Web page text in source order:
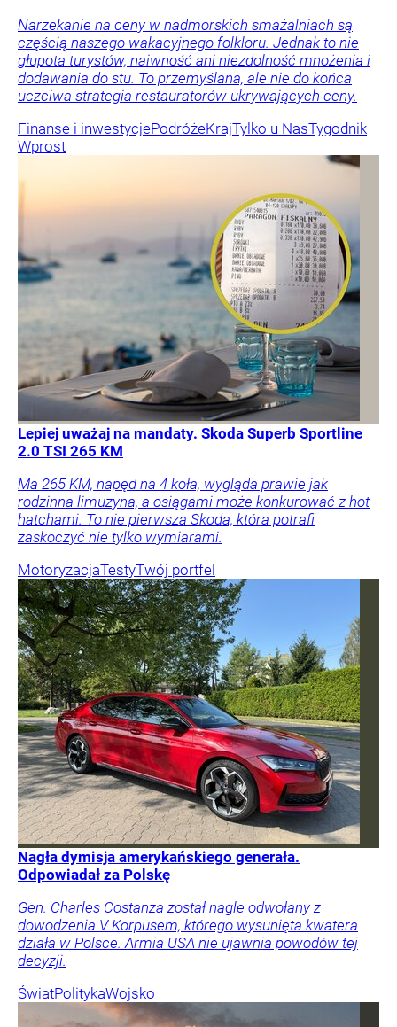
Narzekanie na ceny w nadmorskich smażalniach są
częścią naszego wakacyjnego folkloru. Jednak to nie
głupota turystów, naiwność ani niezdolność mnożenia i
dodawania do stu. To przemyślana, ale nie do końca
uczciwa strategia restauratorów ukrywających ceny.
Finanse i inwestycjePodróżeKrajTylko u NasTygodnik
Wprost
Lepiej uważaj na mandaty. Skoda Superb Sportline
2.0 TSI 265 KM
Ma 265 KM, napęd na 4 koła, wygląda prawie jak
rodzinna limuzyna, a osiągami może konkurować z hot
hatchami. To nie pierwsza Skoda, która potrafi
zaskoczyć nie tylko wymiarami.
MotoryzacjaTestyTwój portfel
Nagła dymisja amerykańskiego generała.
Odpowiadał za Polskę
Gen. Charles Costanza został nagle odwołany z
dowodzenia V Korpusem, którego wysunięta kwatera
działa w Polsce. Armia USA nie ujawnia powodów tej
decyzji.
ŚwiatPolitykaWojsko